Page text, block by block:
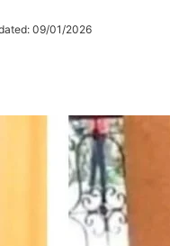
09/01/2026